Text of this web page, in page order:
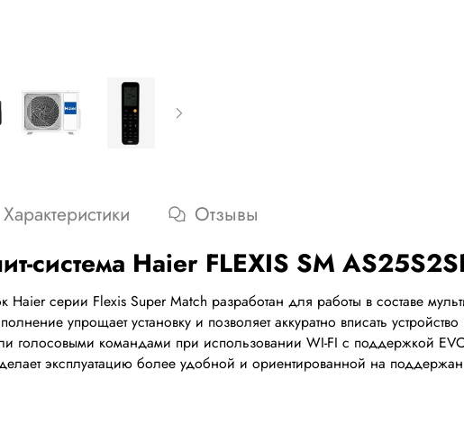
Характеристики Отзывы
система Haier FLEXIS SM
Haier серии Flexis Super Match разработан для работы в составе
упрощает установку и позволяет аккуратно вписать
голосовыми командами при использовании WI-FI с поддержкой
эксплуатацию более удобной и ориентированной на